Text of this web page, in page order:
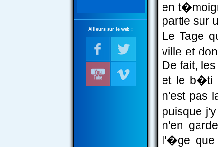
Ailleurs sur le web :
en
partie sur
Le Tage
ville et
De fait,
et le b�ti
n'est pas
puisque
n'en
l'�ge que